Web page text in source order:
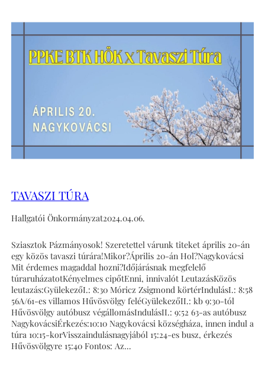
TAVASZI TÚRA
Hallgatói Önkormányzat2024.04.06.
Sziasztok Pázmányosok! Szeretettel várunk titeket április 20-án
egy közös tavaszi túrára!Mikor?Április 20-án Hol?Nagykovácsi
Mit érdemes magaddal hozni?Időjárásnak megfelelő
túraruházatotKényelmes cipőtEnni, innivalót LeutazásKözös
leutazás:GyülekezőI.: 8:30 Móricz Zsigmond körtérIndulásI.: 8:58
56A/61-es villamos Hűvösvölgy feléGyülekezőII.: kb 9:30-tól
Hűvösvölgy autóbusz végállomásIndulásII.: 9:52 63-as autóbusz
NagykovácsiÉrkezés:10:10 Nagykovácsi községháza, innen indul a
túra 10:15-korVisszaindulásnagyjából 15:24-es busz, érkezés
Hűvösvölgyre 15:40 Fontos: Az…